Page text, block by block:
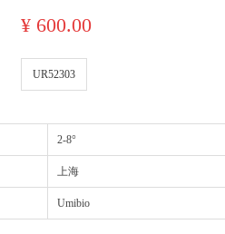
¥ 600.00
UR52303
2-8°
上海
Umibio